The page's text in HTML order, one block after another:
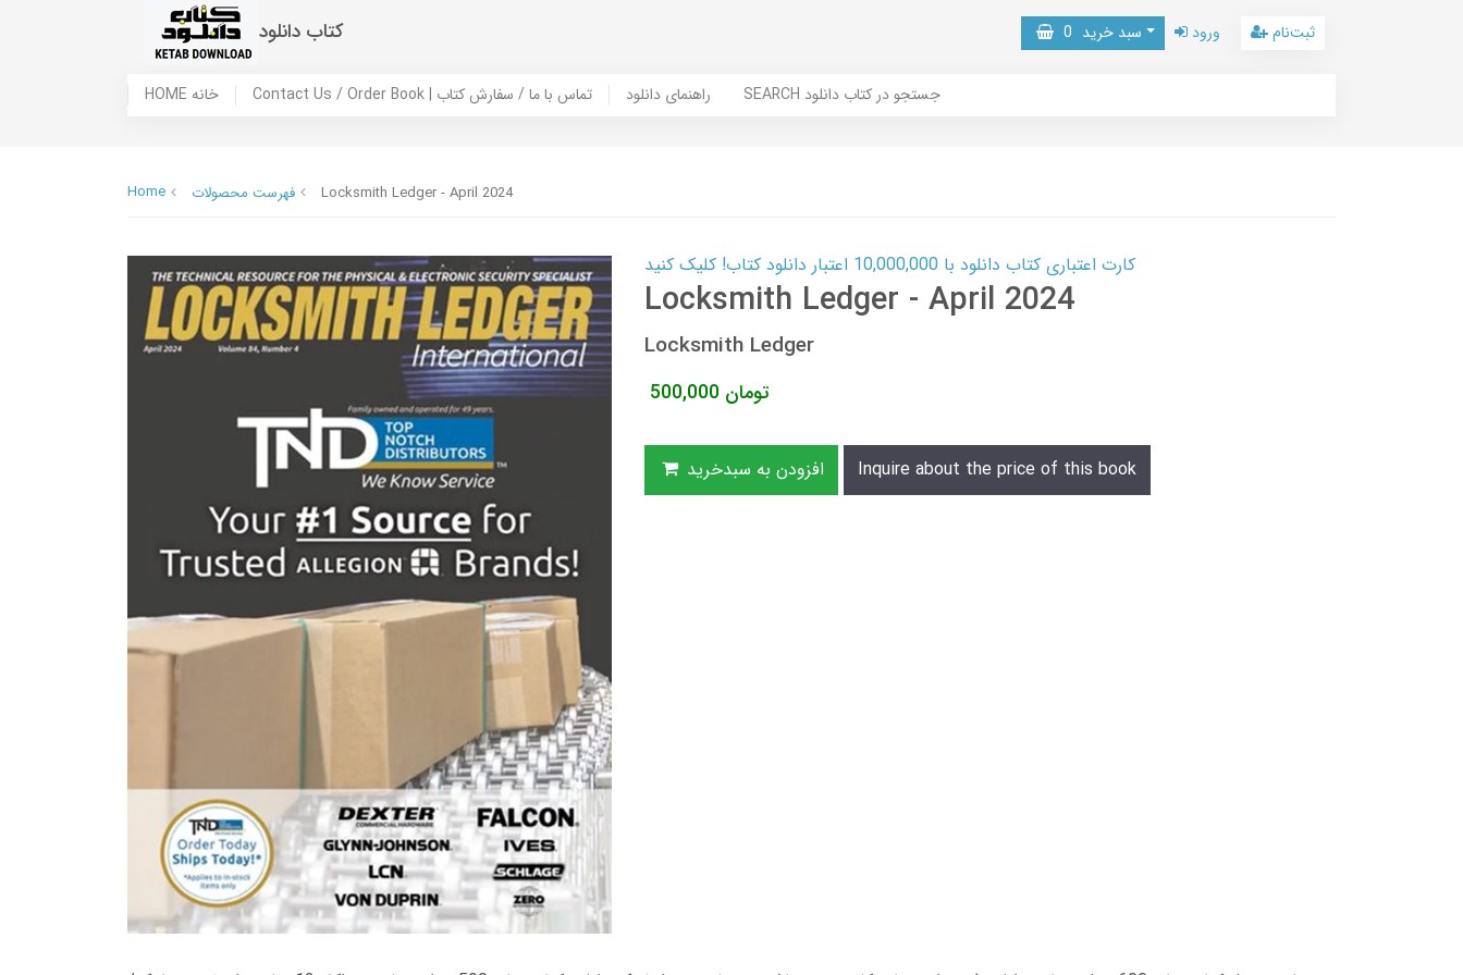
کتاب دانلود سبد خرید 0 ورود ثبت‌نام
HOME خانه Contact Us / Order Book | تماس با ما / سفارش کتاب راهنمای دانلود SEARCH جستجو در کتاب دانلود
Home فهرست محصولات Locksmith Ledger - April 2024
کارت اعتباری کتاب دانلود با 10,000,000 اعتبار دانلود کتاب! کلیک کنید
Locksmith Ledger - April 2024
Locksmith Ledger
500,000 تومان
افزودن به سبدخرید Inquire about the price of this book